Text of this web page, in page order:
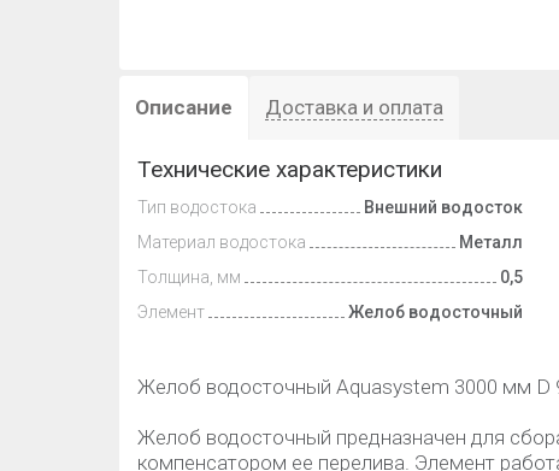
Описание Доставка и оплата
Технические характеристики
Тип водостока
Внешний водосток
Материал водостока
Металл
Толщина, мм
0,5
Элемент
Желоб водосточный
Желоб водосточный Aquasystem 3000 мм D
Желоб водосточный предназначен для
компенсатором ее перелива. Элемент